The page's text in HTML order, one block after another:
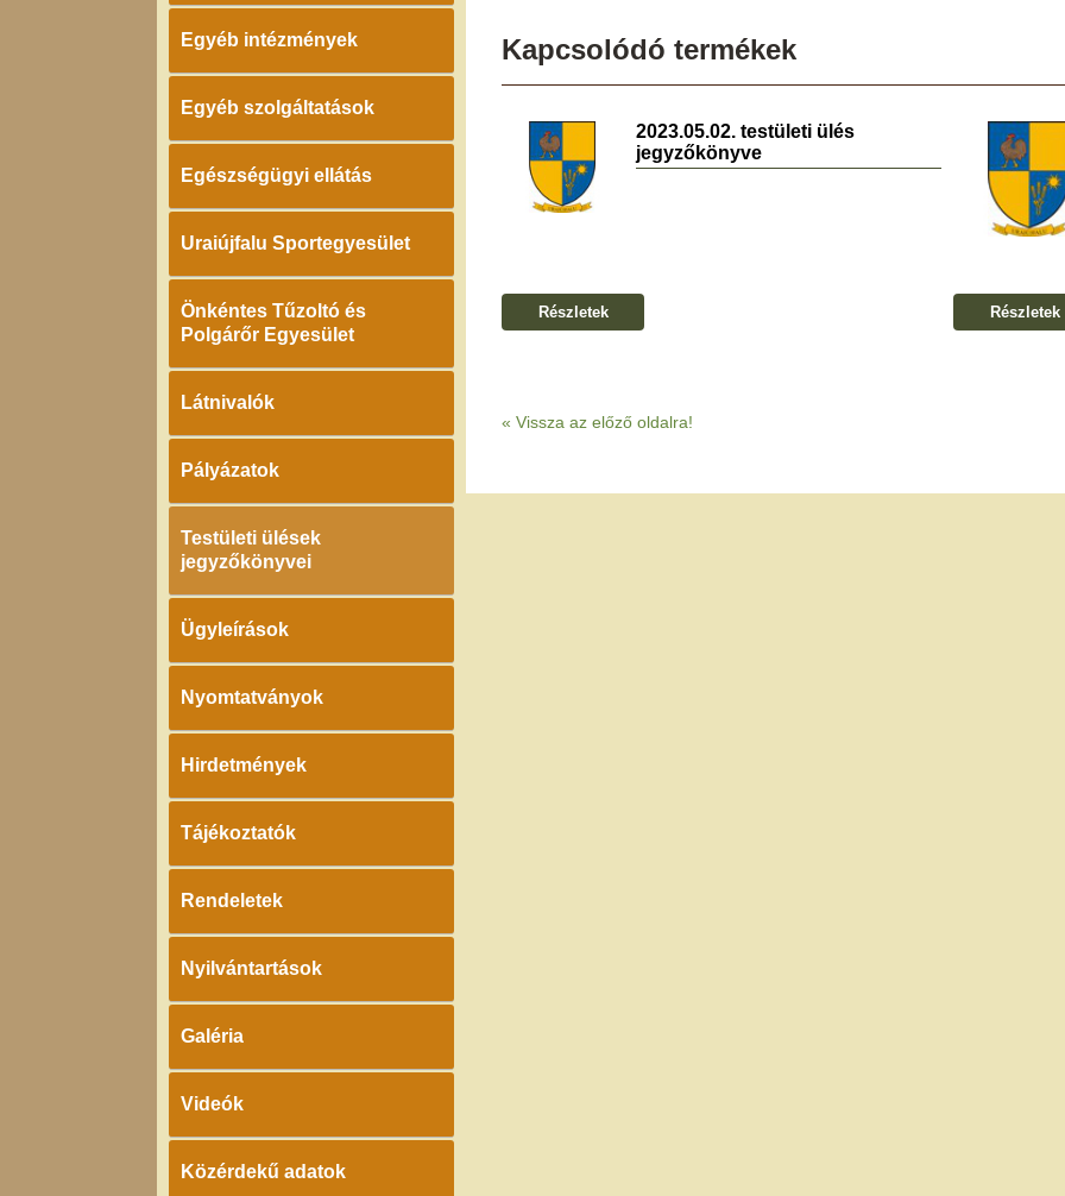
Egyéb intézmények
Egyéb szolgáltatások
Egészségügyi ellátás
Uraiújfalu Sportegyesület
Önkéntes Tűzoltó és
Polgárőr Egyesület
Látnivalók
Pályázatok
Testületi ülések
jegyzőkönyvei
Ügyleírások
Nyomtatványok
Hirdetmények
Tájékoztatók
Rendeletek
Nyilvántartások
Galéria
Videók
Közérdekű adatok
Kapcsolódó termékek
2023.05.02. testületi ülés
jegyzőkönyve
Részletek Részletek
« Vissza az előző oldalra!